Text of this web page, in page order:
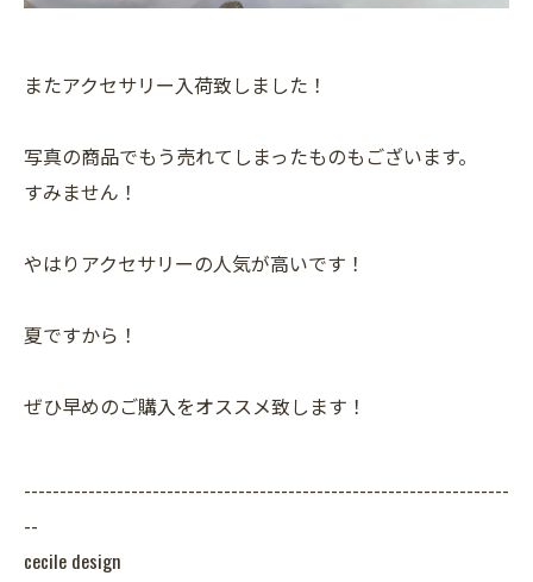
またアクセサリー入荷致しました！
写真の商品でもう売れてしまったものもございます。
すみません！
やはりアクセサリーの人気が高いです！
夏ですから！
ぜひ早めのご購入をオススメ致します！
--------------------------------------------------------------------
--
cecile design